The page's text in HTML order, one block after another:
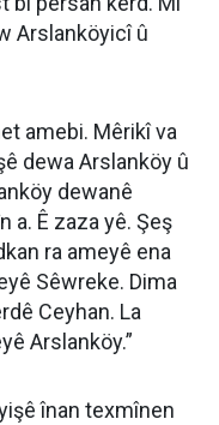
Arslanköyicî û
amebi. Mêrikî va
dewa Arslanköy û
dewanê
a. Ê zaza yê. Şeş
ra ameyê ena
Sêwreke. Dima
Ceyhan. La
Arslanköy.”
înan texmînen